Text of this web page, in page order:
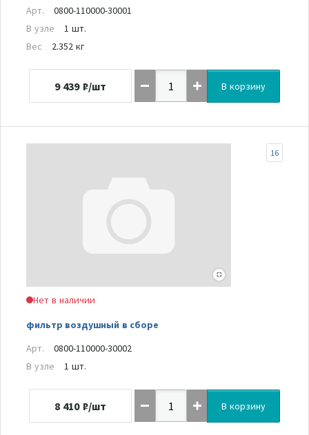
Арт.
0800-110000-30001
В узле
1 шт.
Вес
2.352 кг
9 439 ₽/шт В корзину
Нет в наличии
фильтр воздушный в сборе
16
Арт.
0800-110000-30002
В узле
1 шт.
8 410 ₽/шт В корзину